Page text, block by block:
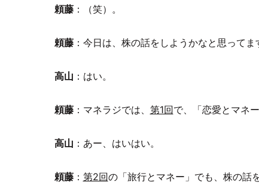
頼藤：（笑）。
頼藤：今日は、株の話をしようかなと思ってま
高山 ：はい。
頼藤：マネラジでは、 第1回で、「恋愛とマネ
高山 ：あー、はいはい。
頼藤： 第2回の「旅行とマネー」でも、株の話